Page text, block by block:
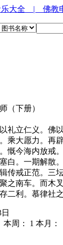
大全 | 佛教
下册）
立仁义。佛以
乘大愿力。再
慨今海内放戒
白。一期解散
传戒正范。三
之南车。而木
二利。慕律社
： 1 本月：